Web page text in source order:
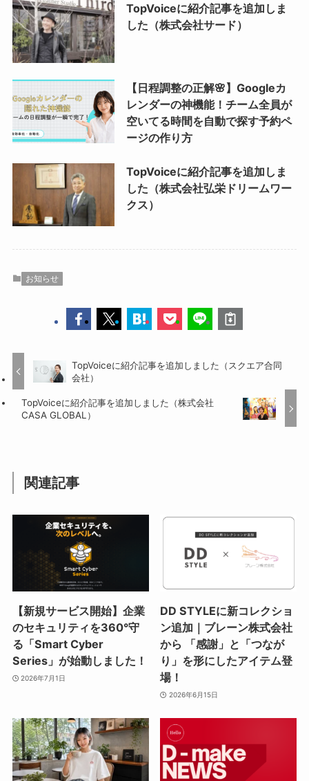
TopVoiceに紹介記事を追加しま
した（株式会社サード）
【日程調整の正解🌸】Googleカ
レンダーの神機能！チーム全員が
空いてる時間を自動で探す予約ペ
ージの作り方
TopVoiceに紹介記事を追加しま
した（株式会社弘栄ドリームワー
クス）
お知らせ
TopVoiceに紹介記事を追加しました（スクエア合同
会社）
TopVoiceに紹介記事を追加しました（株式会社
CASA GLOBAL）
関連記事
【新規サービス開始】企業
のセキュリティを360°守
る「Smart Cyber
Series」が始動しました！
2026年7月1日
DD STYLEに新コレクショ
ン追加｜ブレーン株式会社
から 「感謝」と「つなが
り」を形にしたアイテム登
場！
2026年6月15日